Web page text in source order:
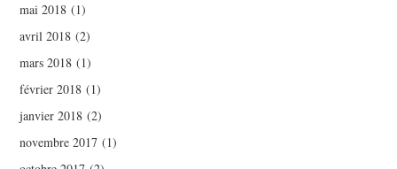
mai 2018 (1)
avril 2018 (2)
mars 2018 (1)
février 2018 (1)
janvier 2018 (2)
novembre 2017 (1)